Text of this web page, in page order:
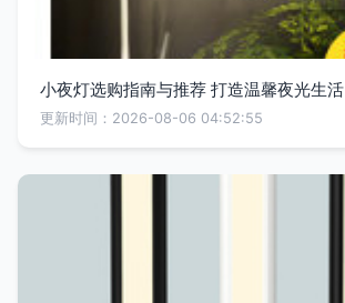
小夜灯选购指南与推荐 打造温馨夜光生活
更新时间：2026-08-06 04:52:55